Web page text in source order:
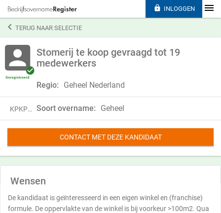
TERUG NAAR SELECTIE
Stomerij te koop gevraagd tot 19
medewerkers
Regio: Geheel Nederland
KPKP25YNB10X Soort overname: Geheel
CONTACT MET DEZE KANDIDAAT
Wensen
De kandidaat is geïnteresseerd in een eigen winkel en (franchise)
formule. De oppervlakte van de winkel is bij voorkeur >100m2. Qua
 INLOGGEN